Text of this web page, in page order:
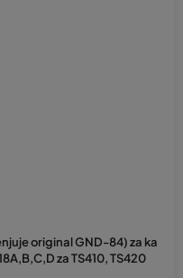
original GND-84) za ka
za TS410, TS420